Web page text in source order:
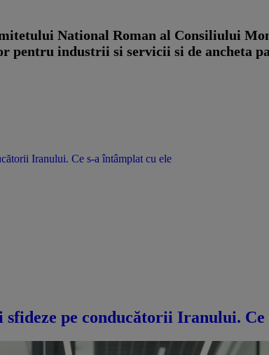
National Roman al Consiliului
pentru industrii si servicii si de
Iranului. Ce s-a întâmplat cu ele
pe conducătorii Iranului. Ce